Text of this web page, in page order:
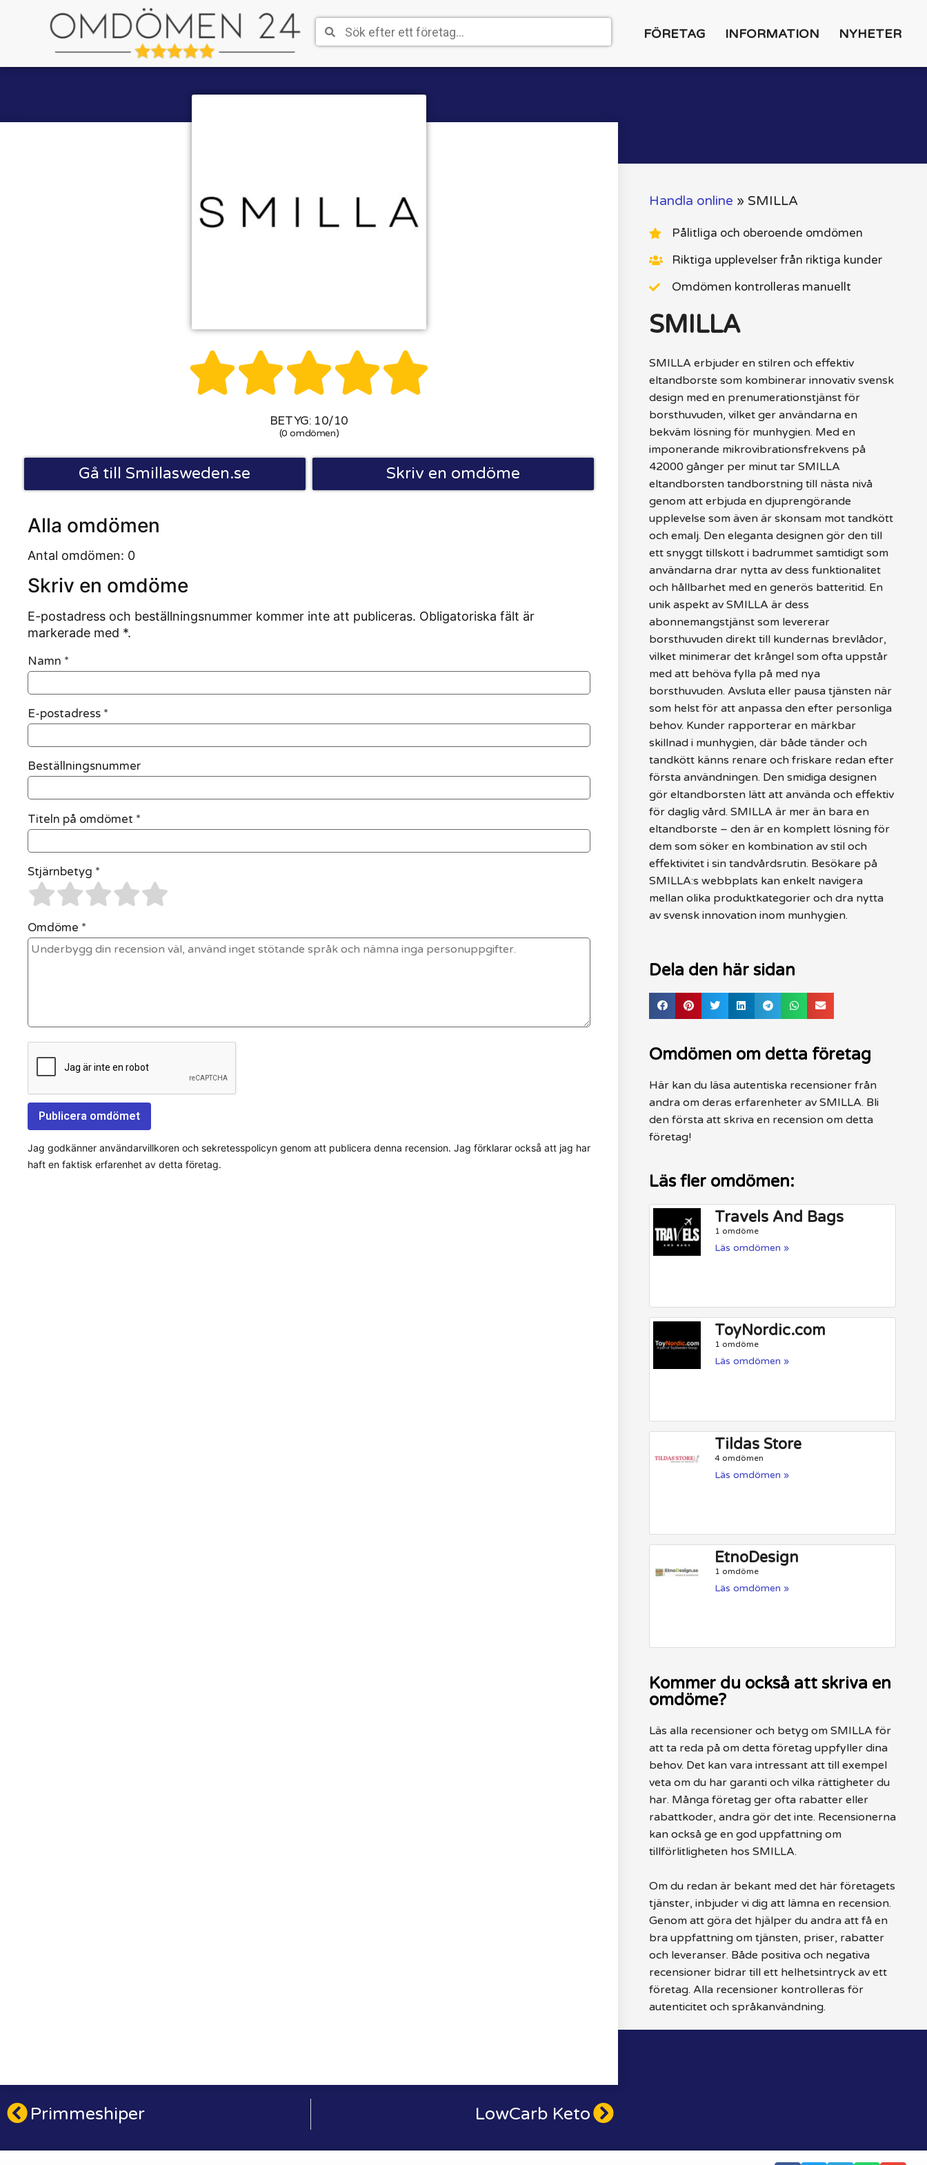
FÖRETAG INFORMATION NYHETER

BETYG: 10/10
(0 omdömen)
Gå till Smillasweden.se Skriv en omdöme
Alla omdömen
Antal omdömen: 0
Skriv en omdöme
E-postadress och beställningsnummer kommer inte att publiceras. Obligatoriska fält är
markerade med *.
Namn *
E-postadress *
Beställningsnummer
Titeln på omdömet *
Stjärnbetyg *
Omdöme *
Jag godkänner användarvillkoren och sekretesspolicyn genom att publicera denna recension. Jag förklarar också att jag har
haft en faktisk erfarenhet av detta företag.
Handla online » SMILLA
Pålitliga och oberoende omdömen
Riktiga upplevelser från riktiga kunder
Omdömen kontrolleras manuellt
SMILLA
SMILLA erbjuder en stilren och effektiv
eltandborste som kombinerar innovativ svensk
design med en prenumerationstjänst för
borsthuvuden, vilket ger användarna en
bekväm lösning för munhygien. Med en
imponerande mikrovibrationsfrekvens på
42000 gånger per minut tar SMILLA
eltandborsten tandborstning till nästa nivå
genom att erbjuda en djuprengörande
upplevelse som även är skonsam mot tandkött
och emalj. Den eleganta designen gör den till
ett snyggt tillskott i badrummet samtidigt som
användarna drar nytta av dess funktionalitet
och hållbarhet med en generös batteritid. En
unik aspekt av SMILLA är dess
abonnemangstjänst som levererar
borsthuvuden direkt till kundernas brevlådor,
vilket minimerar det krångel som ofta uppstår
med att behöva fylla på med nya
borsthuvuden. Avsluta eller pausa tjänsten när
som helst för att anpassa den efter personliga
behov. Kunder rapporterar en märkbar
skillnad i munhygien, där både tänder och
tandkött känns renare och friskare redan efter
första användningen. Den smidiga designen
gör eltandborsten lätt att använda och effektiv
för daglig vård. SMILLA är mer än bara en
eltandborste – den är en komplett lösning för
dem som söker en kombination av stil och
effektivitet i sin tandvårdsrutin. Besökare på
SMILLA:s webbplats kan enkelt navigera
mellan olika produktkategorier och dra nytta
av svensk innovation inom munhygien.
Dela den här sidan
Omdömen om detta företag
Här kan du läsa autentiska recensioner från
andra om deras erfarenheter av SMILLA. Bli
den första att skriva en recension om detta
företag!
Läs fler omdömen:
Travels And Bags
1 omdöme
Läs omdömen »
ToyNordic.com
1 omdöme
Läs omdömen »
Tildas Store
4 omdömen
Läs omdömen »
EtnoDesign
1 omdöme
Läs omdömen »
Kommer du också att skriva en
omdöme?
Läs alla recensioner och betyg om SMILLA för
att ta reda på om detta företag uppfyller dina
behov. Det kan vara intressant att till exempel
veta om du har garanti och vilka rättigheter du
har. Många företag ger ofta rabatter eller
rabattkoder, andra gör det inte. Recensionerna
kan också ge en god uppfattning om
tillförlitligheten hos SMILLA.
Om du redan är bekant med det här företagets
tjänster, inbjuder vi dig att lämna en recension.
Genom att göra det hjälper du andra att få en
bra uppfattning om tjänsten, priser, rabatter
och leveranser. Både positiva och negativa
recensioner bidrar till ett helhetsintryck av ett
företag. Alla recensioner kontrolleras för
autenticitet och språkanvändning.
Primmeshiper LowCarb Keto